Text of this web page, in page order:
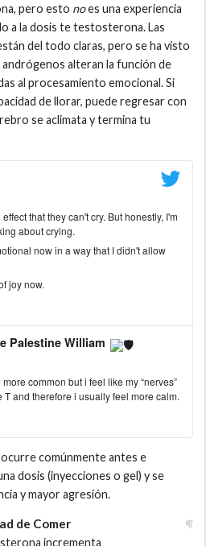
pero esto noes una experiencia
a la dosis te testosterona. Las
del todo claras, pero se ha visto
alteran la función de
al procesamiento emocional. Si
de llorar, puede regresar con
se aclimata y termina tu
that they can't cry. But honestly, I'm
about crying.
now in a way that I didn't allow
joy now.
Palestine William
common but i feel like my “nerves”
and therefore i usually feel more calm.
comúnmente antes e
dosis (inyecciones o gel) y se
y mayor agresión.
de Comer
incrementa